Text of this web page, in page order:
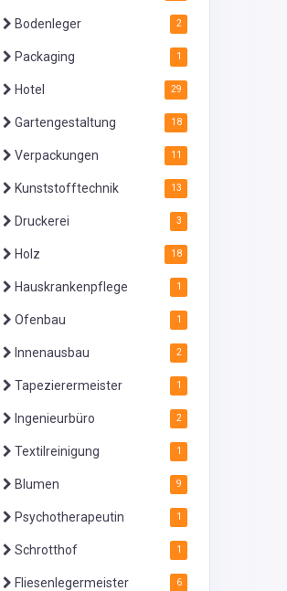
Bodenleger 2
Packaging 1
Hotel 29
Gartengestaltung 18
Verpackungen 11
Kunststofftechnik 13
Druckerei 3
Holz 18
Hauskrankenpflege 1
Ofenbau 1
Innenausbau 2
Tapezierermeister 1
Ingenieurbüro 2
Textilreinigung 1
Blumen 9
Psychotherapeutin 1
Schrotthof 1
Fliesenlegermeister 6